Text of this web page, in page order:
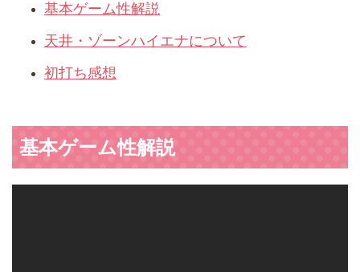
基本ゲーム性解説
天井・ゾーンハイエナについて
初打ち感想
基本ゲーム性解説